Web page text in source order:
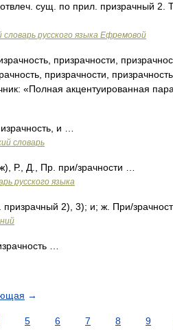
сущ. по прил. призрачный 2.
русского языка Ефремовой
призрачности,
призрачности,
«Полная акцентуированная
и …
словарь
Р., Д., Пр. при/зрачности …
русского языка
2), 3); и; ж. При/
…
→
5 6 7 8 9